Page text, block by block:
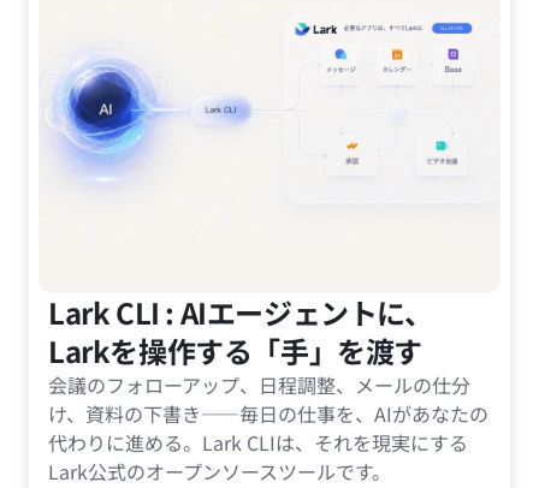
Lark CLI : AIエージェントに、
Larkを操作する「手」を渡す
会議のフォローアップ、日程調整、メールの仕分
け、資料の下書き——毎日の仕事を、AIがあなたの
代わりに進める。Lark CLIは、それを現実にする
Lark公式のオープンソースツールです。